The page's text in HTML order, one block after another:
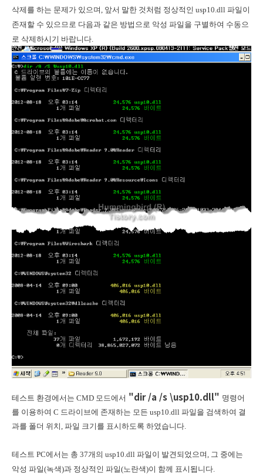
삭제를 하는 문제가 있으며, 앞서 말한 것처럼 정상적인 usp10.dll 파일이
존재할 수 있으므로 다음과 같은 방법으로 악성 파일을 구별하여 수동으
로 삭제하시기 바랍니다.
테스트 환경에서는 CMD 모드에서 "dir /a /s \usp10.dll" 명령어
를 이용하여 C 드라이브에 존재하는 모든 usp10.dll 파일을 검색하여 결
과를 폴더 위치, 파일 크기를 표시하도록 하였습니다.
테스트 PC에서는 총 37개의 usp10.dll 파일이 발견되었으며, 그 중에는
악성 파일(녹색)과 정상적인 파일(노란색)이 함께 표시됩니다.